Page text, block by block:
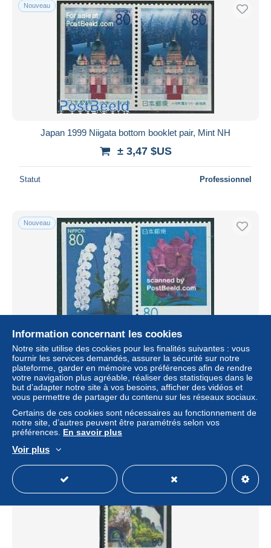
Nouveau
Japan 1999 Niigata bottom booklet pair, Mint NH
± 3,47 $US
Statut Professionnel
Nouveau
Japan 1999 Orchid festival bottom booklet pair, Mint NH,
Nature - Flowers & Plants - Orchids
± 3,47 $US
Nouveau
Information concernant les cookies
Notre site utilise des cookies pour les finalités suivantes : vous
fournir les services demandés, assurer la sécurité sur notre
plateforme, garder en mémoire vos préférences afin de rendre
votre navigation plus agréable, réaliser des statistiques dans le
but d’adapter notre site à vos besoins, afficher des vidéos et
vous permettre de partager du contenu sur les réseaux sociaux.
Certains de ces cookies sont nécessaires au fonctionnement de
notre site, d’autres peuvent être paramétrés selon vos
préférences. En savoir plus
Voir plus